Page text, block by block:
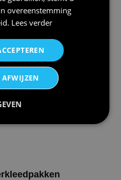
jurk
overeenstemming
. Lees verder